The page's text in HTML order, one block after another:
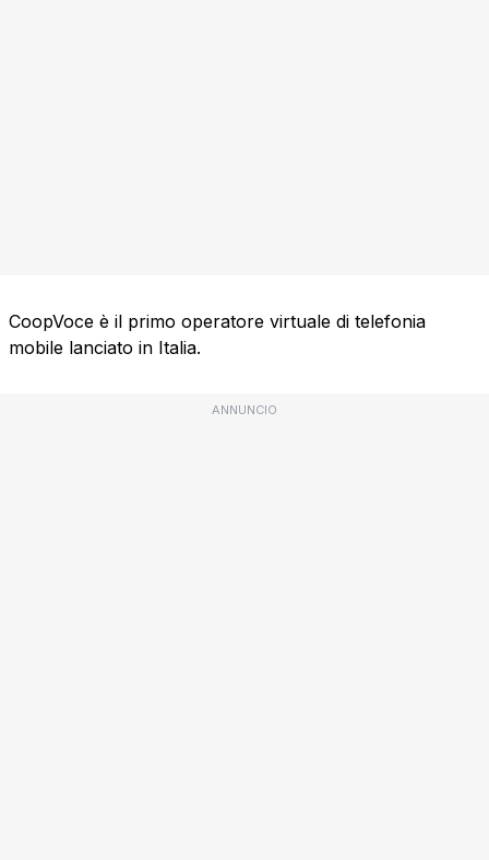
CoopVoce è il primo operatore virtuale di telefonia
mobile lanciato in Italia.
ANNUNCIO